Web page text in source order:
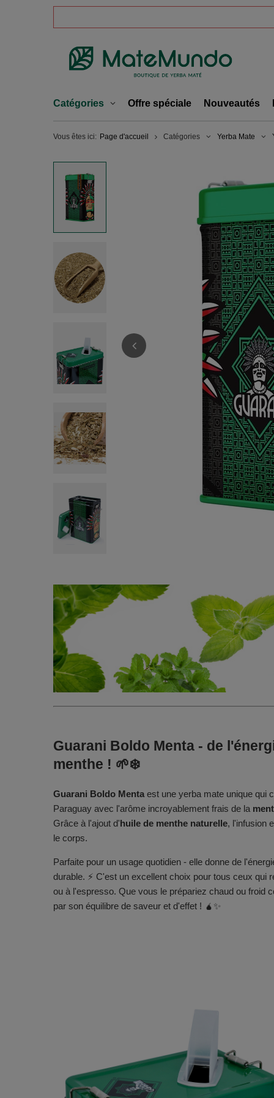
Catégories Offre spéciale Nouveautés
Vous êtes ici: Page d'accueil Catégories Yerba Mate
Guarani Boldo Menta - de
menthe ! 🌱❄️
Guarani Boldo Menta est une yerba mate unique qui
Paraguay avec l'arôme incroyablement frais de la
Grâce à l'ajout d'huile de menthe naturelle, l'infusion
le corps.
Parfaite pour un usage quotidien - elle donne de
durable. ⚡️ C'est un excellent choix pour tous ceux
ou à l'espresso. Que vous le prépariez chaud ou froid
par son équilibre de saveur et d'effet ! 🧉✨